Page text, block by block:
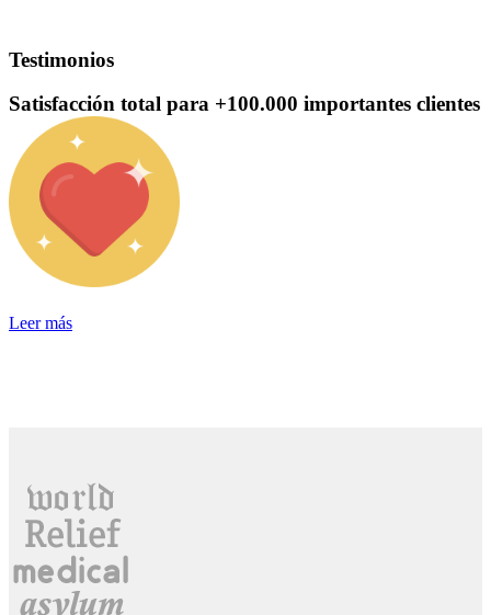
Testimonios
Satisfacción total para +100.000 importantes clientes
Leer más